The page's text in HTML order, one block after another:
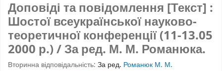
Доповіді та повідомлення [Текст] :
Шостої всеукраїнської науково-
теоретичної конференції (11-13.05
2000 р.) / За ред. М. М. Романюка.
Вторинна відповідальність: За ред. Романюк М. М.